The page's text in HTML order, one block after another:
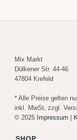
Mix Markt
Dülkener Str. 44-46
47804 Krefeld
* Alle Preise gelten
inkl. MwSt, zzgl.
© 2025 Impressum |
SHOP